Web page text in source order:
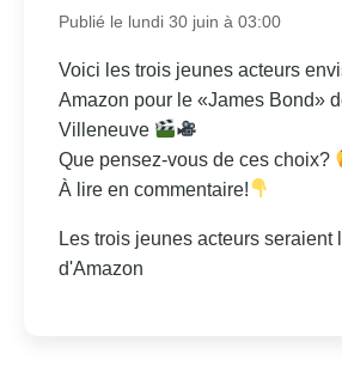
Publié le lundi 30 juin à 03:00
Voici les trois jeunes acteurs
Amazon pour le «James Bond»
Villeneuve
Que pensez-vous de ces choix?
À lire en commentaire!
Les trois jeunes acteurs seraient
d'Amazon